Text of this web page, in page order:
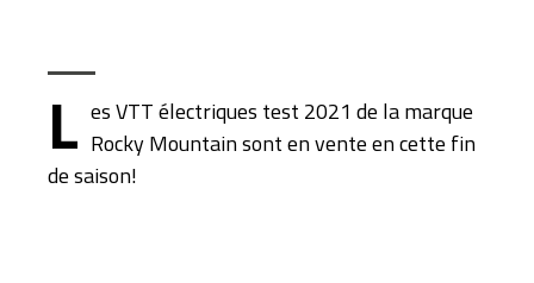
L es VTT électriques test 2021 de la marque
Rocky Mountain sont en vente en cette fin
de saison!